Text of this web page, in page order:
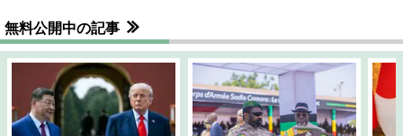
無料公開中の記事